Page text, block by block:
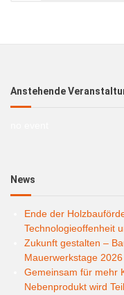
Anstehende
News
Ende der
Technologieoffenheit
Zukunft gestalten –
Mauerwerkstage 2026
Gemeinsam für mehr
Nebenprodukt wird